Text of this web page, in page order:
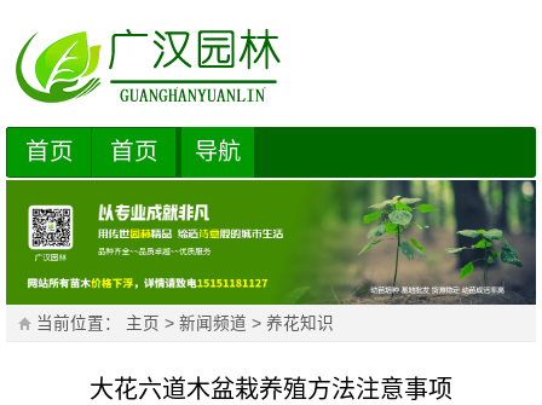
首页 首页 导航
当前位置： 主页 >新闻频道 >养花知识
大花六道木盆栽养殖方法注意事项